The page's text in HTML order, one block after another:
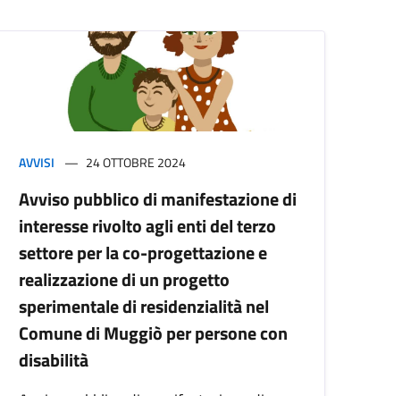
AVVISI 24 OTTOBRE 2024
Avviso pubblico di manifestazione di
interesse rivolto agli enti del terzo
settore per la co-progettazione e
realizzazione di un progetto
sperimentale di residenzialità nel
Comune di Muggiò per persone con
disabilità